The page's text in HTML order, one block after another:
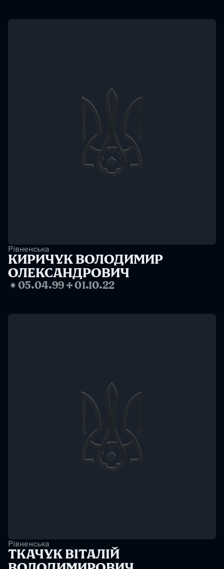
Рівненська
КИРИЧУК ВОЛОДИМИР
ОЛЕКСАНДРОВИЧ
❋05.04.99 ✢01.10.22
Рівненська
ТКАЧУК ВІТАЛІЙ